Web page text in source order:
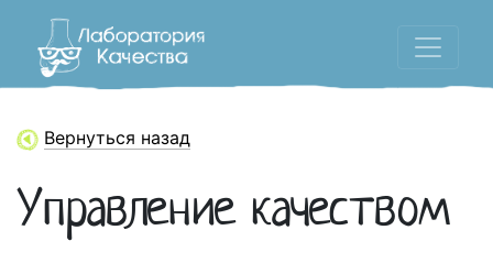
Вернуться назад
Управление качеством